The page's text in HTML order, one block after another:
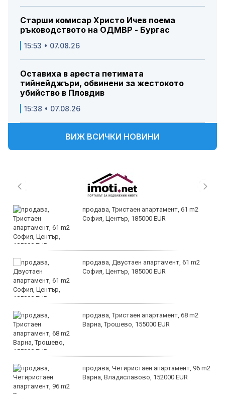
Старши комисар Христо Ичев поема
ръководството на ОДМВР - Бургас
15:53 • 07.08.26
Оставиха в ареста петимата
тийнейджъри, обвинени за жестокото
убийство в Пловдив
15:38 • 07.08.26
ВИЖ ВСИЧКИ НОВИНИ
продава, Тристаен апартамент, 61 m2
София, Център, 185000 EUR
продава, Двустаен апартамент, 61 m2
София, Център, 185000 EUR
продава, Тристаен апартамент, 68 m2
Варна, Трошево, 155000 EUR
продава, Четиристаен апартамент, 96 m2
Варна, Владиславово, 152000 EUR